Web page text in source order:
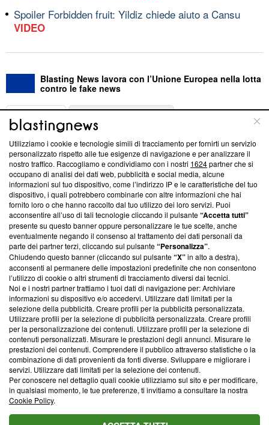
Spoiler Forbidden fruit: Yildiz chiede aiuto a Cansu
VIDEO
Blasting News lavora con l’Unione Europea nella lotta
contro le fake news
ABOUT
Questa sezione offre informazioni trasparenti su Blasting
News, sui nostri processi editoriali e su come ci impegniamo a
creare news di qualità. Inoltre, afferma la nostra aderenza a
‘Trust Project - News with Integrity’Blasting News non è
ancora membro del programma, ma ha richiesto di farne
parte; Trust Project non ha ancora effettuato una verifica di
conformità agli standard.
Su di noi
Team editoriale
Corporate
Redazione
Informativa Privacy
Cookie Policy
Blasting SA, IDI CHE-247.845.224, Via Carlo Frasca, 3 - 6900
Lugano (Svizzera) Tel:+39 0690258937
© 2026 Blasting News
Utilizziamo i cookie e tecnologie simili di tracciamento per fornirti un servizio
personalizzato rispetto alle tue esigenze di navigazione e per analizzare il
nostro traffico. Raccogliamo e condividiamo con i nostri 1624partner che si
occupano di analisi dei dati web, pubblicità e social media, alcune
informazioni sul tuo dispositivo, come l’indirizzo IP e le caratteristiche del tuo
dispositivo, i quali potrebbero combinarle con altre informazioni che hai
fornito loro o che hanno raccolto dal tuo utilizzo dei loro servizi. Puoi
acconsentire all’uso di tali tecnologie cliccando il pulsante“Accetta tutti”
presente su questo banner oppure personalizzare le tue scelte, anche
eventualmente negando il consenso al trattamento dei dati personali da
parte dei partner terzi, cliccando sul pulsante“Personalizza”.
Chiudendo questo banner (cliccando sul pulsante“X”in alto a destra),
acconsenti al permanere delle impostazioni predefinite che non consentono
l’utilizzo di cookie o altri strumenti di tracciamento diversi dai tecnici.
Noi e i nostri partner trattiamo i tuoi dati di navigazione per: Archiviare
informazioni su dispositivo e/o accedervi. Utilizzare dati limitati per la
selezione della pubblicità. Creare profili per la pubblicità personalizzata.
Utilizzare profili per la selezione di pubblicità personalizzata. Creare profili
per la personalizzazione dei contenuti. Utilizzare profili per la selezione di
contenuti personalizzati. Misurare le prestazioni degli annunci. Misurare le
prestazioni dei contenuti. Comprendere il pubblico attraverso statistiche o la
combinazione di dati provenienti da fonti diverse. Sviluppare e migliorare i
servizi. Utilizzare dati limitati per la selezione dei contenuti.
Per conoscere nel dettaglio quali cookie utilizziamo sul sito e per modificare,
in qualsiasi momento, le tue preferenze, ti invitiamo a consultare la nostra
Cookie Policy.